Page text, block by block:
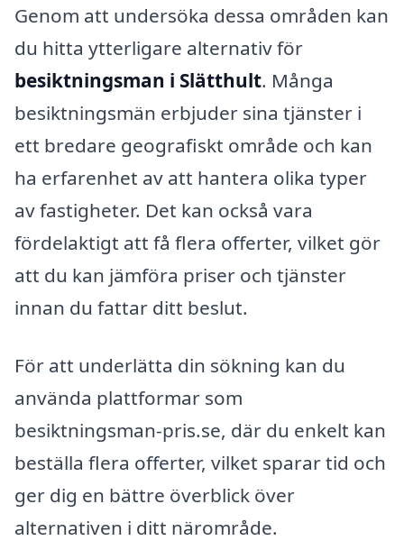
Genom att undersöka dessa områden kan
du hitta ytterligare alternativ för
besiktningsman i Slätthult. Många
besiktningsmän erbjuder sina tjänster i
ett bredare geografiskt område och kan
ha erfarenhet av att hantera olika typer
av fastigheter. Det kan också vara
fördelaktigt att få flera offerter, vilket gör
att du kan jämföra priser och tjänster
innan du fattar ditt beslut.
För att underlätta din sökning kan du
använda plattformar som
besiktningsman-pris.se, där du enkelt kan
beställa flera offerter, vilket sparar tid och
ger dig en bättre överblick över
alternativen i ditt närområde.